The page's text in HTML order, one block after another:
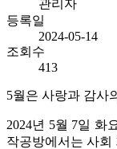
관리자
등록일
2024-05-14
조회수
413
5월은 사랑과 감사
2024년 5월 7일 화
작공방에서는 사